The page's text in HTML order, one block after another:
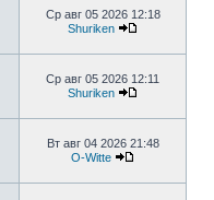
Ср авг 05 2026 12:18
Shuriken
Ср авг 05 2026 12:11
Shuriken
Вт авг 04 2026 21:48
O-Witte